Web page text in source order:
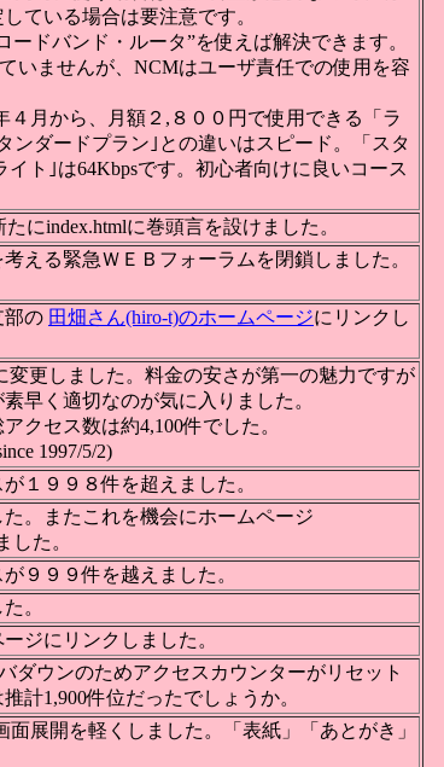
ている場合は要注意です。
ドバンド・ルータ”を使えば解決できます。
いませんが、NCMはユーザ責任での使用を容
月から、月額２,８００円で使用できる「ラ
ンダードプラン｣との違いはスピード。「スタ
ト｣は64Kbpsです。初心者向けに良いコース
にindex.htmlに巻頭言を設けました。
える緊急ＷＥＢフォーラムを閉鎖しました。
部の 田畑さん(hiro-t)のホームページにリンクし
変更しました。料金の安さが第一の魅力ですが
早く適切なのが気に入りました。
クセス数は約4,100件でした。
1997/5/2)
１９９８件を超えました。
た。またこれを機会にホームページ
した。
９９９件を越えました。
。
ジにリンクしました。
ダウンのためアクセスカウンターがリセット
計1,900件位だったでしょうか。
面展開を軽くしました。「表紙」「あとがき」